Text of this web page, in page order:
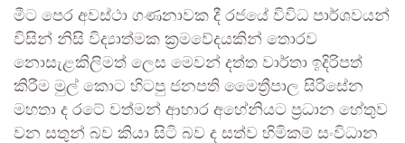
මීට පෙර අවස්ථා ගණනාවක දී රජයේ විවිධ පාර්ශවයන්
විසින් නිසි විද්‍යාත්මක ක්‍රමවේදයකින් තොරව
නොසැළකිලිමත් ලෙස මෙවන් දත්ත වාර්තා ඉදිරිපත්
කිරීම මුල් කොට හිටපු ජනපති මෛත්‍රීපාල සිරිසේන
මහතා ද රටේ වත්මන් ආහාර අහේනියට ප්‍රධාන හේතුව
වන සතුන් බව කියා සිටි බව ද සත්ව හිමිකම් සංවිධාන